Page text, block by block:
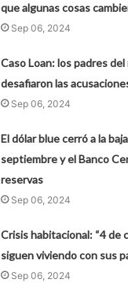
que algunas cosas
Sep 06, 2024
Caso Loan: los padres
desafiaron las
Sep 06, 2024
El dólar blue cerró a la
septiembre y el Banco
reservas
Sep 06, 2024
Crisis habitacional: “4 de
siguen viviendo con sus
Sep 06, 2024